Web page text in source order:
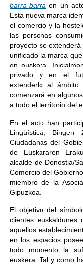
barra-barra en un
Esta nueva marca
el comercio y la
las personas
proyecto se
unificado la marca
en euskera.
privado y en el
extenderlo al
comenzará en
a todo el territorio del
En el acto han
Lingüística, Bingen
Ciudadanas del
de Euskararen
alcalde de Donostia/
Comercio del
miembro de la
Gipuzkoa.
El objetivo del
clientes euskaldunes
aquellos
en los espacios
todo momento la
euskera. Tal y como